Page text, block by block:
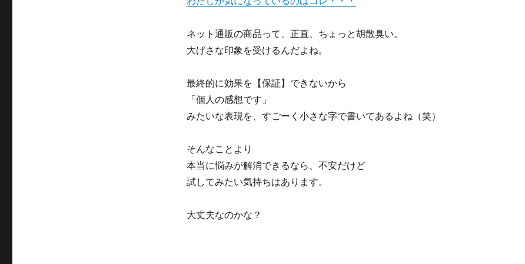
ネット通販の商品って、正直、ちょっと胡散臭い。
大げさな印象を受けるんだよね。
最終的に効果を【保証】できないから
「個人の感想です」
みたいな表現を、すごーく小さな字で書いてあるよね（笑）
そんなことより
本当に悩みが解消できるなら、不安だけど
試してみたい気持ちはあります。
大丈夫なのかな？